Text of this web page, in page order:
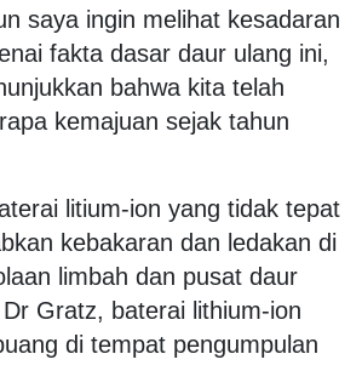
saya ingin melihat kesadaran
fakta dasar daur ulang ini,
bahwa kita telah
kemajuan sejak tahun
litium-ion yang tidak tepat
kebakaran dan ledakan di
limbah dan pusat daur
Gratz, baterai lithium-ion
di tempat pengumpulan